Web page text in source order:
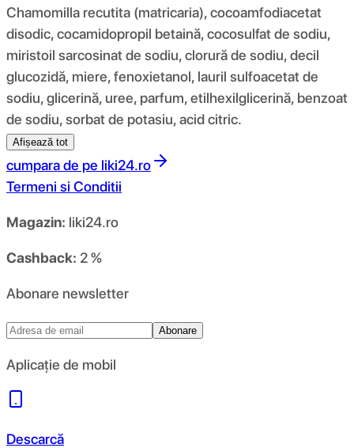
Chamomilla recutita (matricaria), cocoamfodiacetat
disodic, cocamidopropil betaină, cocosulfat de sodiu,
miristoil sarcosinat de sodiu, clorură de sodiu, decil
glucozidă, miere, fenoxietanol, lauril sulfoacetat de
sodiu, glicerină, uree, parfum, etilhexilglicerină, benzoat
de sodiu, sorbat de potasiu, acid citric.
Afișează tot
cumpara de pe liki24.ro
Termeni si Conditii
Magazin: liki24.ro
Cashback: 2 %
Abonare newsletter
Abonare
Aplicație de mobil
Descarcă